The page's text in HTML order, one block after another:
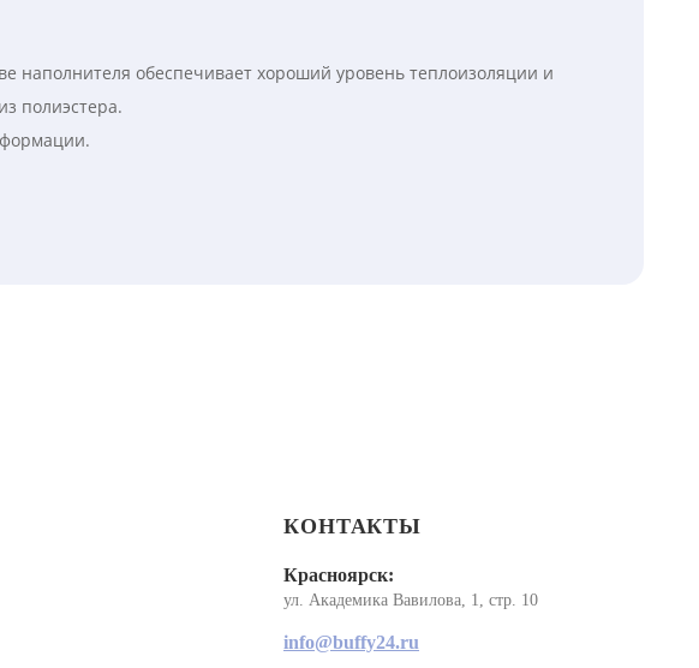
наполнителя обеспечивает хороший уровень теплоизоляции и
полиэстера.
КОНТАКТЫ
Красноярск:
ул. Академика Вавилова, 1, стр. 10
info@buffy24.ru